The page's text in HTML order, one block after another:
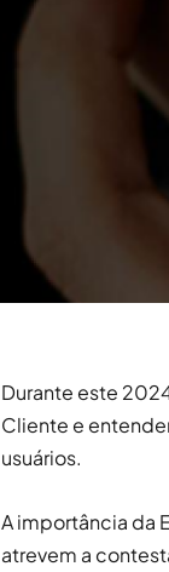
Durante este
Cliente e
usuários.
A importância da
atrevem a